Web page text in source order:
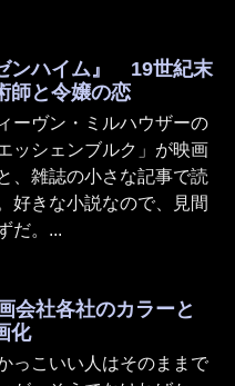
ンハイム』 19世紀末
と令嬢の恋
ーヴン・ミルハウザーの
ッシェンブルク」が映画
、雑誌の小さな記事で読
好きな小説なので、見間
だ。...
会社各社のカラーと
化
っこいい人はそのままで